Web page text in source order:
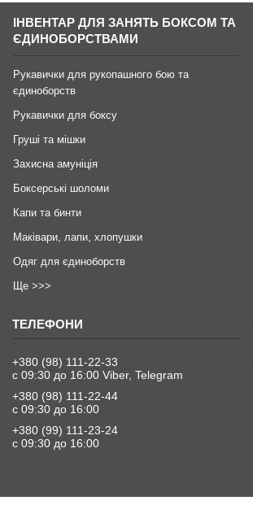
ІНВЕНТАР ДЛЯ ЗАНЯТЬ БОКСОМ ТА
ЄДИНОБОРСТВАМИ
Рукавички для рукопашного бою та
єдиноборств
Рукавички для боксу
Груші та мішки
Захисна амуніція
Боксерські шоломи
Капи та бинти
Маківари, лапи, хлопушки
Одяг для єдиноборств
Ще >>>
+380 (98) 111-22-33
с 09:30 до 16:00 Viber, Telegram
+380 (98) 111-22-44
с 09:30 до 16:00
+380 (99) 111-23-24
с 09:30 до 16:00